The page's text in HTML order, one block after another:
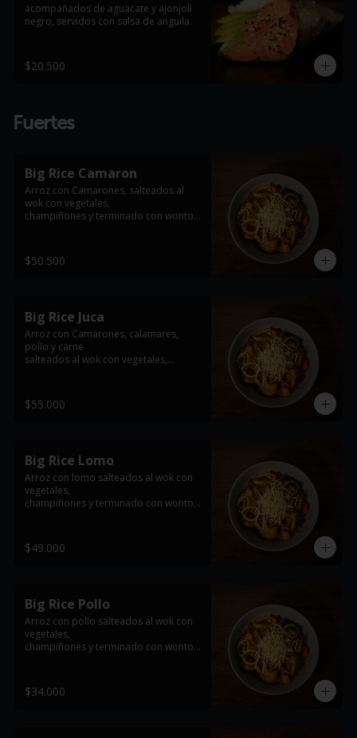
acompañados de aguacate y ajonjolí
negro, servidos con salsa de anguila.
$20.500
Fuertes
Big Rice Camaron
Arroz con Camarones, salteados al
wok con vegetales,
champiñones y terminado con wonton
*Foto de referencia, se entrega con la
proteína indicada en el producto
$50.500
Big Rice Juca
Arroz con Camarones, calamares,
pollo y carne
salteados al wok con vegetales,
$55.000
Big Rice Lomo
Arroz con lomo salteados al wok con
vegetales,
champiñones y terminado con wonton
*imagen de referencia se entrega con
la proteína seleccionada
$49.000
Big Rice Pollo
Arroz con pollo salteados al wok con
vegetales,
champiñones y terminado con wonton
*imagen de referencia se entrega con
la proteína seleccionada
$34.000